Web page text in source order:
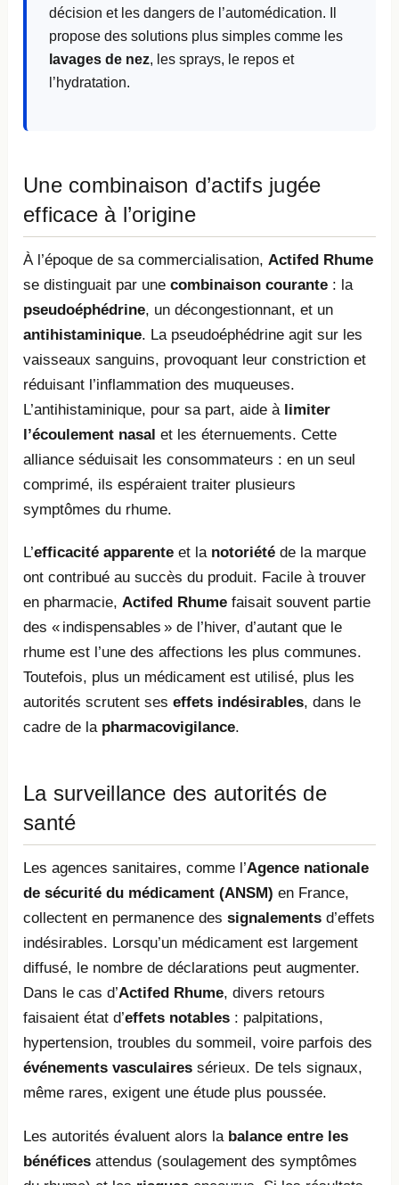
décision et les dangers de l’automédication. Il
propose des solutions plus simples comme les
lavages de nez, les sprays, le repos et
l’hydratation.
Une combinaison d’actifs jugée
efficace à l’origine
À l’époque de sa commercialisation, Actifed Rhume
se distinguait par unecombinaison courante : la
pseudoéphédrine, un décongestionnant, et un
antihistaminique. La pseudoéphédrine agit sur les
vaisseaux sanguins, provoquant leur constriction et
réduisant l’inflammation des muqueuses.
L’antihistaminique, pour sa part, aide à limiter
l’écoulement nasal et les éternuements. Cette
alliance séduisait les consommateurs : en un seul
comprimé, ils espéraient traiter plusieurs
symptômes du rhume.
L’efficacité apparente et la notoriété de la marque
ont contribué au succès du produit. Facile à trouver
en pharmacie,Actifed Rhume faisait souvent partie
des « indispensables » de l’hiver, d’autant que le
rhume est l’une des affections les plus communes.
Toutefois, plus un médicament est utilisé, plus les
autorités scrutent seseffets indésirables, dans le
cadre de la pharmacovigilance.
La surveillance des autorités de
santé
Les agences sanitaires, comme l’Agence nationale
de sécurité du médicament (ANSM) en France,
collectent en permanence dessignalements d’effets
indésirables. Lorsqu’un médicament est largement
diffusé, le nombre de déclarations peut augmenter.
Dans le cas d’Actifed Rhume, divers retours
faisaient état d’effets notables : palpitations,
hypertension, troubles du sommeil, voire parfois des
événements vasculaires sérieux. De tels signaux,
même rares, exigent une étude plus poussée.
Les autorités évaluent alors la balance entre les
bénéfices attendus (soulagement des symptômes